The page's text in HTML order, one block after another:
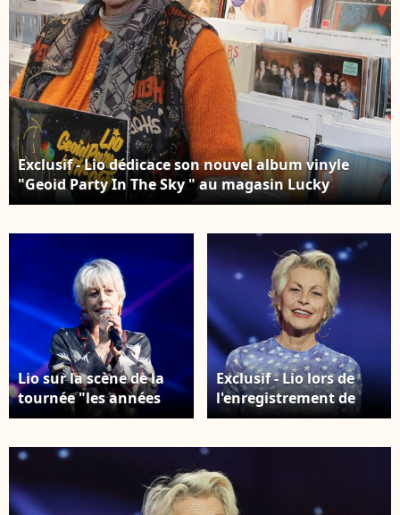
Exclusif - Lio dédicace son nouvel album vinyle
"Geoid Party In The Sky " au magasin Lucky
records à Paris le 15 décembre 2025. © Philippe
Lio sur la scène de la
tournée "les années
80" à Lyon le
Sandrine Thesillat /
Exclusif - Lio lors de
l'enregistrement de
l'émission "Nos voix
femmes à l'Adidas
Arena diffusée sur TMC